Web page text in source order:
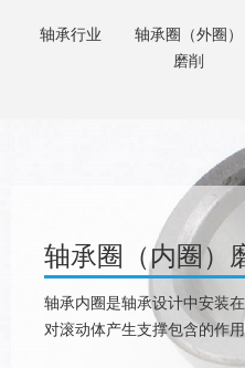
轴承行业
轴承圈（外圈）
磨削
轴承圈（内圈）
轴承内圈是轴承设计中安装
对滚动体产生支撑包含的作